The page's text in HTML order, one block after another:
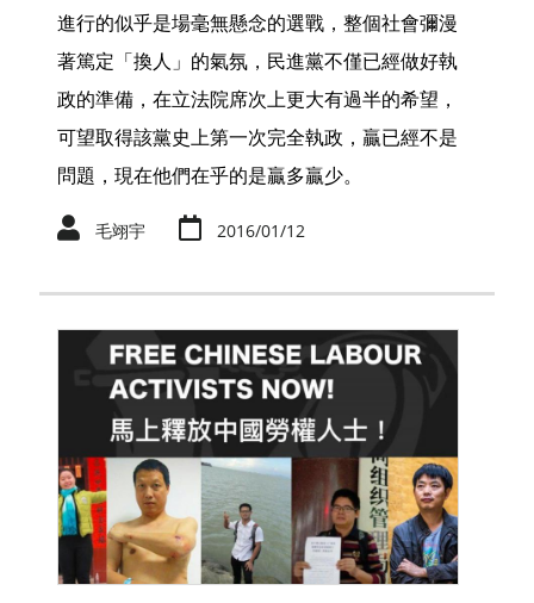
進行的似乎是場毫無懸念的選戰，整個社會彌漫
著篤定「換人」的氣氛，民進黨不僅已經做好執
政的準備，在立法院席次上更大有過半的希望，
可望取得該黨史上第一次完全執政，贏已經不是
問題，現在他們在乎的是贏多贏少。
毛翊宇 2016/01/12